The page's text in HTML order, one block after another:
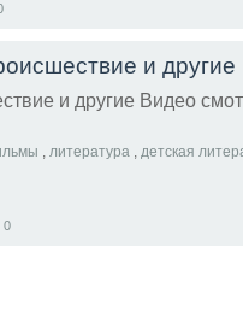
и другие
и другие Видео
, литература , детская
0